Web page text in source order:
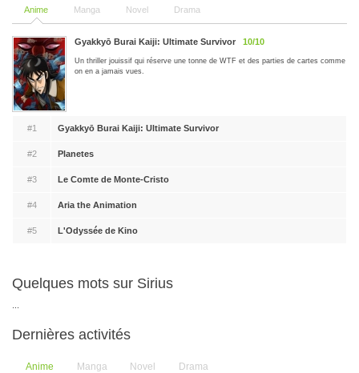
Anime Manga Novel Drama
Gyakkyō Burai Kaiji: Ultimate Survivor 10/10
Un thriller jouissif qui réserve une tonne de WTF et des parties de cartes comme
on en a jamais vues.
#1 Gyakkyō Burai Kaiji: Ultimate Survivor
#2 Planetes
#3 Le Comte de Monte-Cristo
#4 Aria the Animation
#5 L'Odyssée de Kino
Quelques mots sur Sirius
Dernières activités
Anime Manga Novel Drama